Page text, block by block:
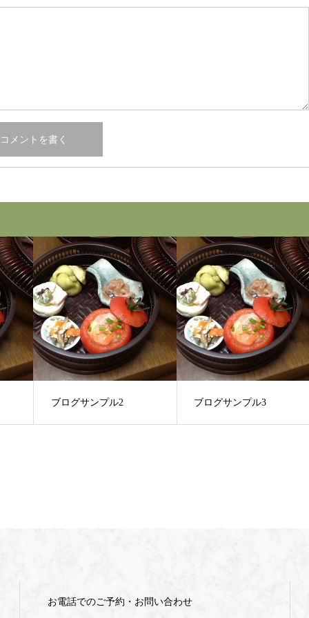
ブログサンプル2 ブログサンプル3
お電話でのご予約・お問い合わせ